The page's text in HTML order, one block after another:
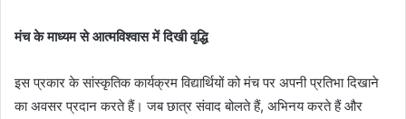
मंच के माध्यम से आत्मविश्वास में दिखी वृद्धि
इस प्रकार के सांस्कृतिक कार्यक्रम विद्यार्थियों को मंच पर अपनी प्रतिभा दिखाने
का अवसर प्रदान करते हैं। जब छात्र संवाद बोलते हैं, अभिनय करते हैं और